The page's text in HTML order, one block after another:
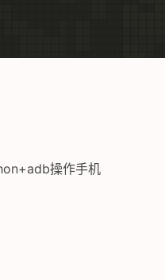
操作手机